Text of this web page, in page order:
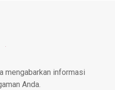
mengabarkan informasi
Anda.